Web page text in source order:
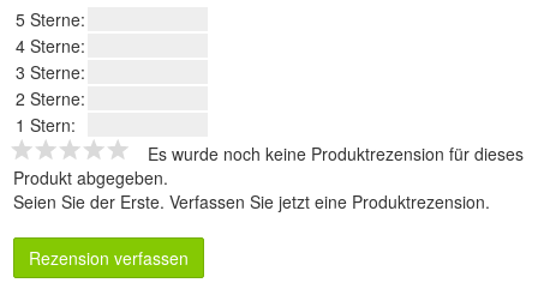
5 Sterne:
4 Sterne:
3 Sterne:
2 Sterne:
1 Stern:
Es wurde noch keine Produktrezension für dieses
Produkt abgegeben.
Seien Sie der Erste. Verfassen Sie jetzt eine Produktrezension.
Rezension verfassen